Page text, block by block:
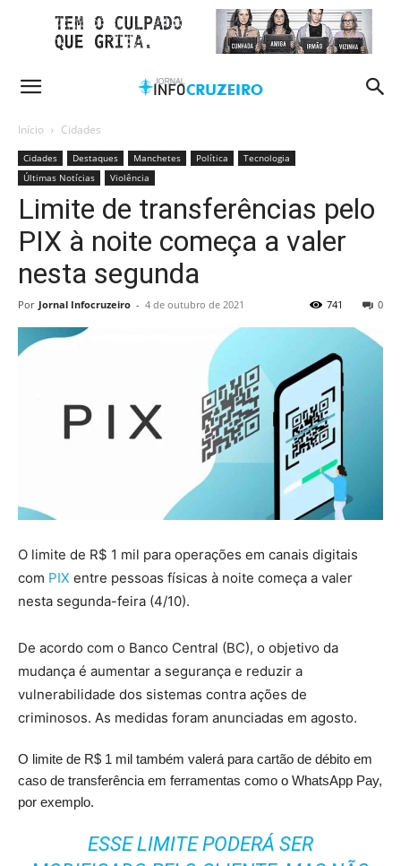
Início Cidades
Cidades Destaques Manchetes Política
Tecnologia
Últimas Notícias
Violência
Limite de transferências pelo
PIX à noite começa a valer
nesta segunda
Por Jornal Infocruzeiro - 4 de outubro de 2021 0
741
O limite de R$ 1 mil para operações em canais digitais
com PIX entre pessoas físicas à noite começa a valer
nesta segunda-feira (4/10).
De acordo com o Banco Central (BC), o objetivo da
mudança é aumentar a segurança e reduzir a
vulnerabilidade dos sistemas contra ações de
criminosos. As medidas foram anunciadas em agosto.
O limite de R$ 1 mil também valerá para cartão de débito em
caso de transferência em ferramentas como o WhatsApp Pay,
por exemplo.
ESSE LIMITE PODERÁ SER